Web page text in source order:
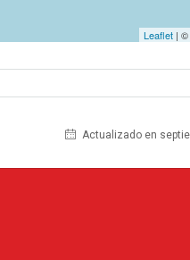
Leaflet | ©
Actualizado en